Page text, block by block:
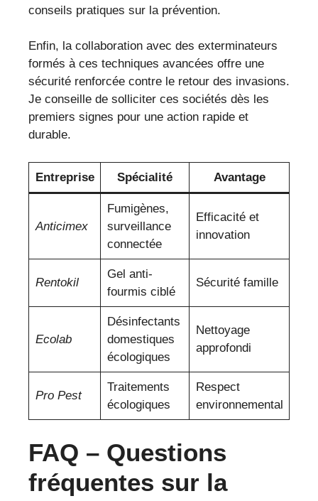
conseils pratiques sur la prévention.
Enfin, la collaboration avec des exterminateurs
formés à ces techniques avancées offre une
sécurité renforcée contre le retour des invasions.
Je conseille de solliciter ces sociétés dès les
premiers signes pour une action rapide et
durable.
Entreprise Spécialité Avantage
Anticimex
Fumigènes,
surveillance
connectée
Efficacité et
innovation
Rentokil
Gel anti-
fourmis ciblé
Sécurité famille
Ecolab
Désinfectants
domestiques
écologiques
Nettoyage
approfondi
Pro Pest
Traitements
écologiques
Respect
environnemental
FAQ – Questions
fréquentes sur la